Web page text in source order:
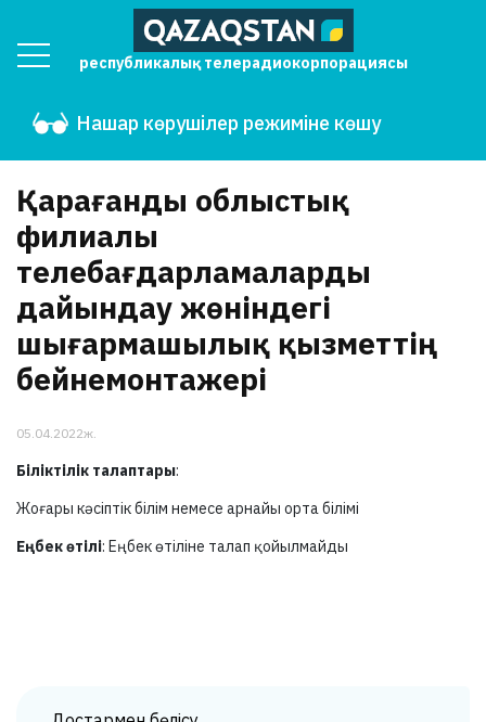
республикалық телерадиокорпорациясы
Нашар көрушілер режиміне көшу
Қарағанды облыстық
филиалы
телебағдарламаларды
дайындау жөніндегі
шығармашылық қызметтің
бейнемонтажері
05.04.2022ж.
Біліктілік талаптары:
Жоғары кәсіптік білім немесе арнайы орта білімі
Еңбек өтілі: Еңбек өтіліне талап қойылмайды